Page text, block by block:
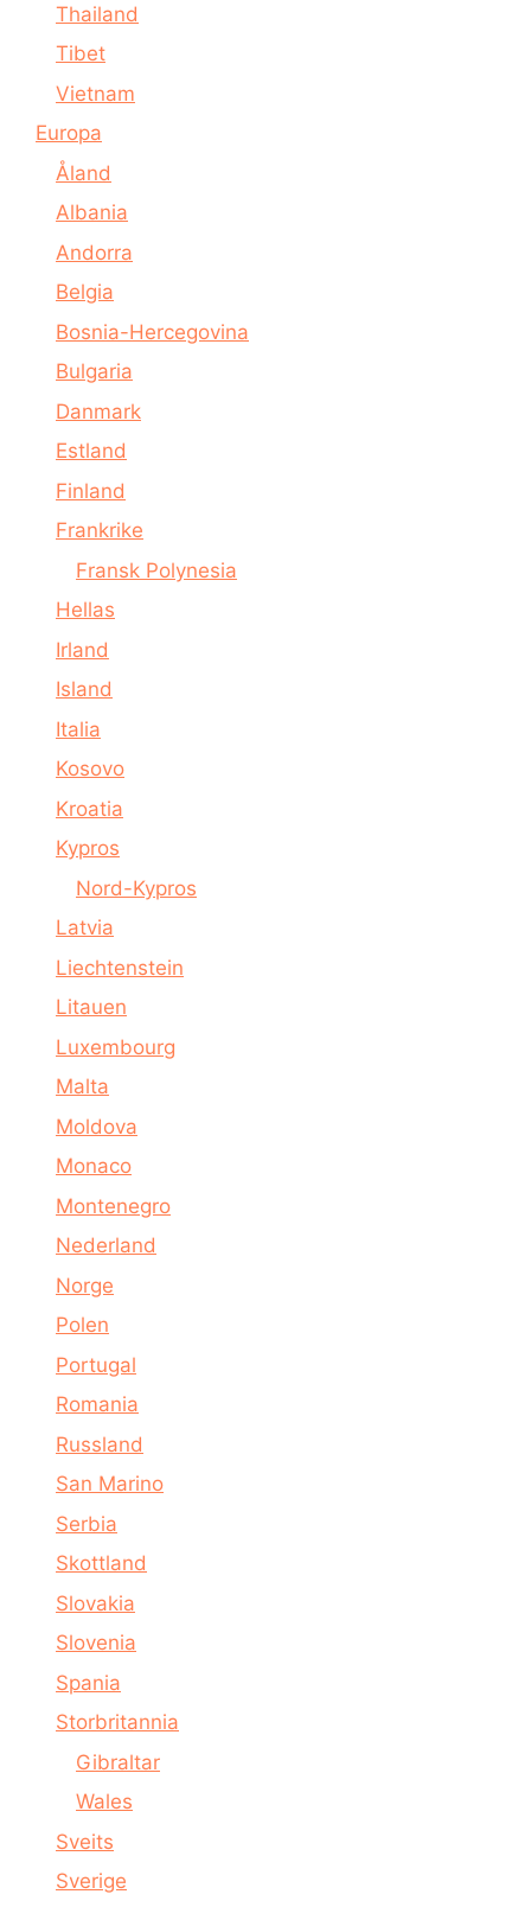
Thailand
Tibet
Vietnam
Europa
Åland
Albania
Andorra
Belgia
Bosnia-Hercegovina
Bulgaria
Danmark
Estland
Finland
Frankrike
Fransk Polynesia
Hellas
Irland
Island
Italia
Kosovo
Kroatia
Kypros
Nord-Kypros
Latvia
Liechtenstein
Litauen
Luxembourg
Malta
Moldova
Monaco
Montenegro
Nederland
Norge
Polen
Portugal
Romania
Russland
San Marino
Serbia
Skottland
Slovakia
Slovenia
Spania
Storbritannia
Gibraltar
Wales
Sveits
Sverige